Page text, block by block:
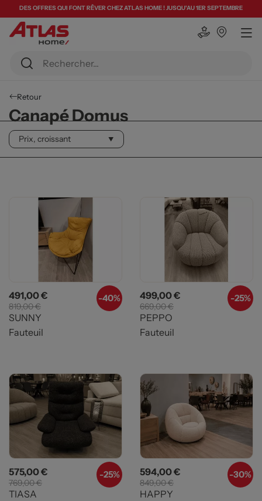
DES OFFRES QUI FONT RÊVER CHEZ ATLAS HOME ! JUSQU'AU 1ER SEPTEMBRE
Retour
Canapé Domus
-40%
Prix
491,00 € Prix de base
819,00 €
SUNNY
Fauteuil
-25%
Prix
499,00 € Prix de base
669,00 €
PEPPO
Fauteuil
-25%
Prix
575,00 € Prix de base
769,00 €
TIASA
-30%
Prix
594,00 € Prix de base
849,00 €
HAPPY